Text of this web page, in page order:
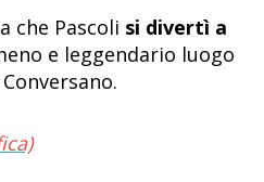
che Pascoli si divertì a
e leggendario luogo